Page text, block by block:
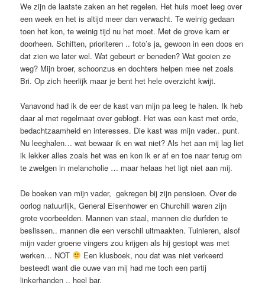
We zijn de laatste zaken an het regelen. Het huis moet leeg over
een week en het is altijd meer dan verwacht. Te weinig gedaan
toen het kon, te weinig tijd nu het moet. Met de grove kam er
doorheen. Schiften, prioriteren .. foto’s ja, gewoon in een doos en
dat zien we later wel. Wat gebeurt er beneden? Wat gooien ze
weg? Mijn broer, schoonzus en dochters helpen mee net zoals
Bri. Op zich heerlijk maar je bent het hele overzicht kwijt.
Vanavond had ik de eer de kast van mijn pa leeg te halen. Ik heb
daar al met regelmaat over geblogt. Het was een kast met orde,
bedachtzaamheid en interesses. Die kast was mijn vader.. punt.
Nu leeghalen… wat bewaar ik en wat niet? Als het aan mij lag liet
ik lekker alles zoals het was en kon ik er af en toe naar terug om
te zwelgen in melancholie … maar helaas het ligt niet aan mij.
De boeken van mijn vader, gekregen bij zijn pensioen. Over de
oorlog natuurlijk, General Eisenhower en Churchill waren zijn
grote voorbeelden. Mannen van staal, mannen die durfden te
beslissen.. mannen die een verschil uitmaakten. Tuinieren, alsof
mijn vader groene vingers zou krijgen als hij gestopt was met
werken… NOT
Een klusboek, nou dat was niet verkeerd
besteedt want die ouwe van mij had me toch een partij
linkerhanden .. heel bar.